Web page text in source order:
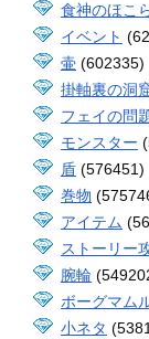
食神のほこ
イベント
壷 (602335)
掛軸裏の洞
フェイの問
モンスター
盾 (576451)
巻物
アイテム
ストーリー
腕輪
ボーグマム
小ネタ